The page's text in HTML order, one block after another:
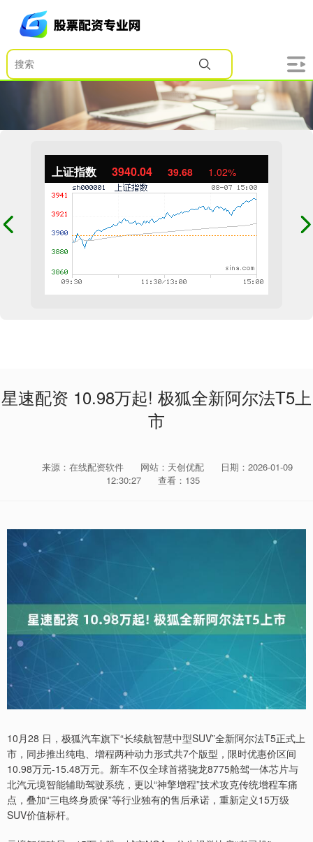
上证指数 3940.04 39.68 1.02%
星速配资 10.98万起! 极狐全新阿尔法T5上
市
来源：在线配资软件 网站：天创优配
日期：2026-01-09
12:30:27
查看：135
10月28 日，极狐汽车旗下“长续航智慧中型SUV”全新阿尔法T5正式上
市，同步推出纯电、增程两种动力形式共7个版型，限时优惠价区间
10.98万元-15.48万元。新车不仅全球首搭骁龙8775舱驾一体芯片与
北汽元境智能辅助驾驶系统，更以“神擎增程”技术攻克传统增程车痛
点，叠加“三电终身质保”等行业独有的售后承诺，重新定义15万级
SUV价值标杆。